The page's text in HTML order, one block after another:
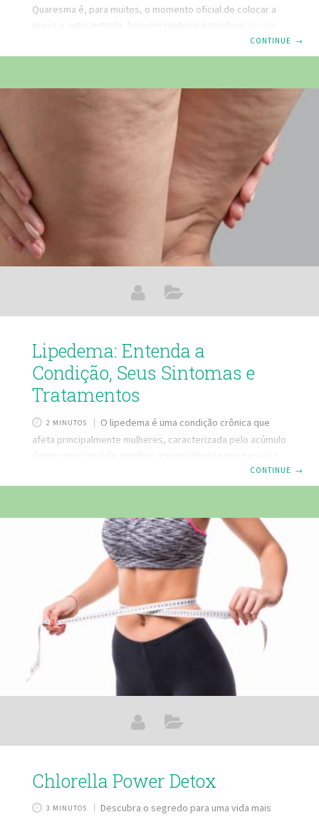
Quaresma é, para muitos, o momento oficial de colocar a
prova o autocontrole. Seja por motivos espirituais ou por
uma meta pessoal de saúde, abandonar vícios como o
cigarro, o álcool ou o excesso de açúcar exige mais do que
Farmácia Eficácia, entendemos que o corpo sente a falta
dessas substâncias. Por isso, selecionamos fórmulas
manipuladas que ajudam a equilibrar os
neurotransmissores e facilitar sua
CONTINUE →
Lipedema: Entenda a
Condição, Seus Sintomas e
Tratamentos
2 MINUTOS
O lipedema é uma condição crônica que
afeta principalmente mulheres, caracterizada pelo acúmulo
desproporcional de gordura, especialmente nas pernas e,
às vezes, nos braços. Frequentemente confundido com
obesidade ou celulite, o lipedema é uma condição distinta
um diagnóstico e tratamento eficazes. O que é Lipedema?
O lipedema é uma doença vascular crônica que provoca o
aumento desproporcional de gordura nas extremidades
inferiores do corpo, principalmente nas pernas, quadris e
tornozelos, e ocasionalmente nos braços. Esta
CONTINUE →
Chlorella Power Detox
3 MINUTOS
Descubra o segredo para uma vida mais